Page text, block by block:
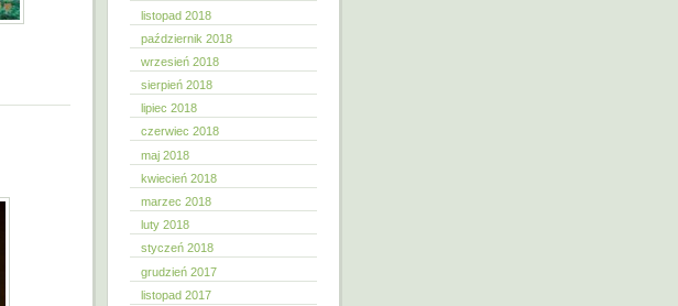
listopad 2018
październik 2018
wrzesień 2018
sierpień 2018
lipiec 2018
czerwiec 2018
maj 2018
kwiecień 2018
marzec 2018
luty 2018
styczeń 2018
grudzień 2017
listopad 2017